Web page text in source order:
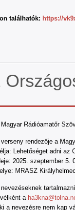
találhatók: https://
Magyar Rádióamatőr
verseny rendezője a
Lehetőséget adni az
2025. szeptember 5.
MRASZ
nevezéseknek
a
a nevezésre nem kap